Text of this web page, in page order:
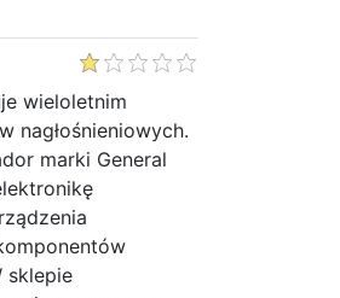
wieloletnim
nagłośnieniowych.
marki General
sklepie